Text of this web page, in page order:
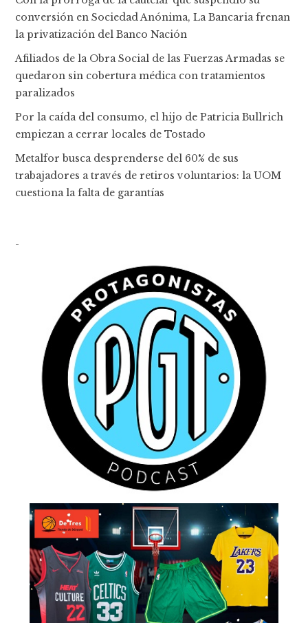
conversión en Sociedad Anónima, La Bancaria frenan
la privatización del Banco Nación
Afiliados de la Obra Social de las Fuerzas Armadas se
quedaron sin cobertura médica con tratamientos
paralizados
Por la caída del consumo, el hijo de Patricia Bullrich
empiezan a cerrar locales de Tostado
Metalfor busca desprenderse del 60% de sus
trabajadores a través de retiros voluntarios: la UOM
cuestiona la falta de garantías
-